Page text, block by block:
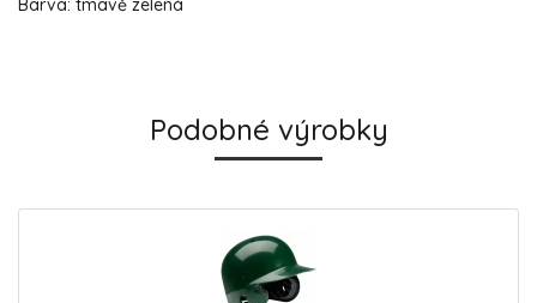
Barva: tmavě zelená
Podobné výrobky